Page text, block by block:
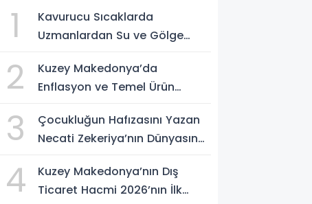
1
Kavurucu Sıcaklarda
Uzmanlardan Su ve Gölge
2
Kuzey Makedonya’da
Enflasyon ve Temel Ürün
3
Çocukluğun Hafızasını Yazan
Necati Zekeriya’nın Dünyasına
4
Kuzey Makedonya’nın Dış
Ticaret Hacmi 2026’nın İlk